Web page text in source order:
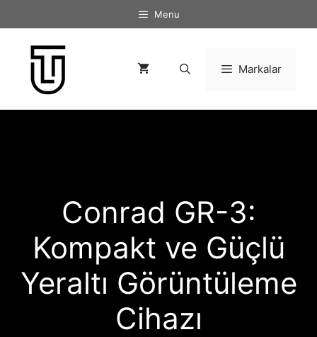
atla
Menu
Markalar
Conrad GR-3:
Kompakt ve Güçlü
Yeraltı Görüntüleme
Cihazı